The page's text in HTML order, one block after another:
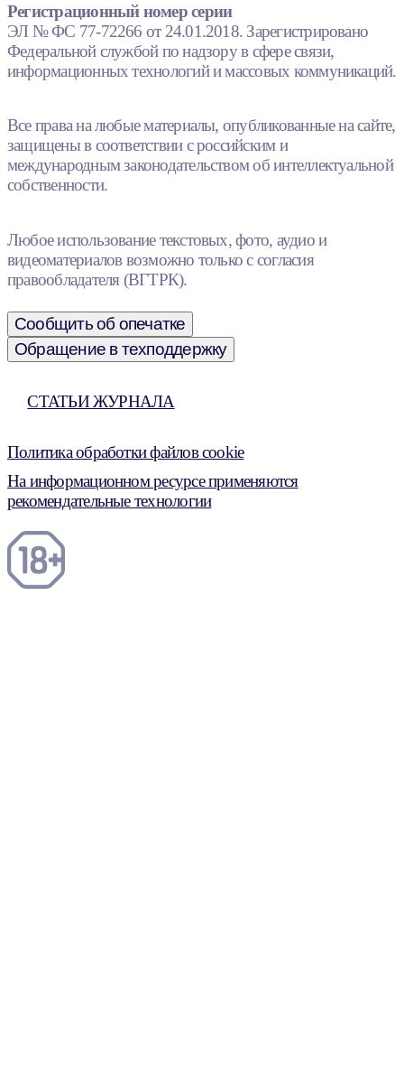
Регистрационный номер серии
ЭЛ № ФС 77-72266 от 24.01.2018. Зарегистрировано
Федеральной службой по надзору в сфере связи,
информационных технологий и массовых коммуникаций.
Все права на любые материалы, опубликованные на сайте,
защищены в соответствии с российским и
международным законодательством об интеллектуальной
собственности.
Любое использование текстовых, фото, аудио и
видеоматериалов возможно только с согласия
правообладателя (ВГТРК).
Сообщить об опечатке
Обращение в техподдержку
СТАТЬИ ЖУРНАЛА
Политика обработки файлов cookie
На информационном ресурсе применяются
рекомендательные технологии